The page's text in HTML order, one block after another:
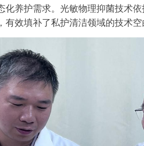
化养护需求。光敏物理抑菌技术
效填补了私护清洁领域的技术空